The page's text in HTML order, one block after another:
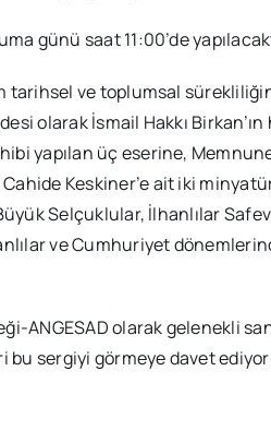
günü saat 11:00’de
tarihsel ve toplumsal
olarak İsmail Hakkı
yapılan üç eserine,
Keskiner’e ait iki
Selçuklular, İlhanlılar
ve Cumhuriyet
ANGESAD olarak gelenekli
bu sergiyi görmeye davet